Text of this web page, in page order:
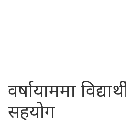
वर्षायाममा
सहयोग